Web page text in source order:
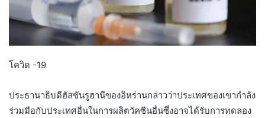
โควิด -19
ประธานาธิบดีฮัสซันรูฮานีของอิหร่านกล่าวว่าประเทศของเขากำลัง
ร่วมมือกับประเทศอื่นในการผลิตวัคซีนอื่นซึ่งอาจได้รับการทดลอง